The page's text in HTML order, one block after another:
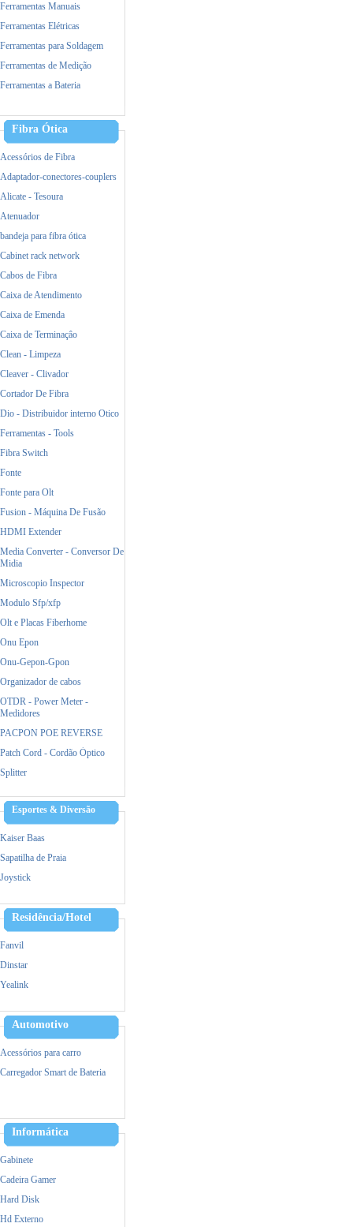
Ferramentas Manuais
Ferramentas Elétricas
Ferramentas para Soldagem
Ferramentas de Medição
Ferramentas a Bateria
Equipamento de Proteção (EPI)
Incêndio
Fibra Ótica
Acessórios de Fibra
Adaptador-conectores-couplers
Alicate - Tesoura
Atenuador
bandeja para fibra ótica
Cabinet rack network
Cabos de Fibra
Caixa de Atendimento
Caixa de Emenda
Caixa de Terminaçâo
Clean - Limpeza
Cleaver - Clivador
Cortador De Fibra
Dio - Distribuidor interno Otico
Ferramentas - Tools
Fibra Switch
Fonte
Fonte para Olt
Fusion - Máquina De Fusão
HDMI Extender
Media Converter - Conversor De
Midia
Microscopio Inspector
Modulo Sfp/xfp
Olt e Placas Fiberhome
Onu Epon
Onu-Gepon-Gpon
Organizador de cabos
OTDR - Power Meter -
Medidores
PACPON POE REVERSE
Patch Cord - Cordão Óptico
Splitter
Esportes & Diversão
Kaiser Baas
Sapatilha de Praia
Joystick
Residência/Hotel
Fanvil
Dinstar
Yealink
Hikvision
Automotivo
Acessórios para carro
Carregador Smart de Bateria
Informática
Gabinete
Cadeira Gamer
Hard Disk
Hd Externo